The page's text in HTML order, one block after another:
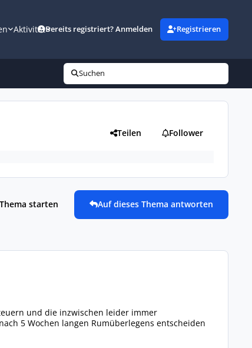
AktivitätBereits registriert? Anmelden Registrieren
Suchen
Teilen Follower
starten Auf dieses Thema antworten
und die inzwischen leider immer
5 Wochen langen Rumüberlegens entscheiden